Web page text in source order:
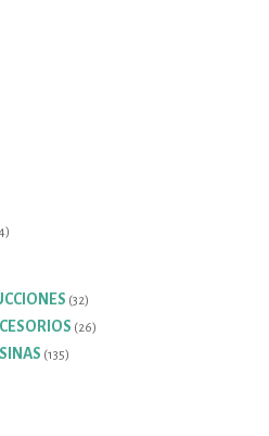
34
3232
productos
2626
135135